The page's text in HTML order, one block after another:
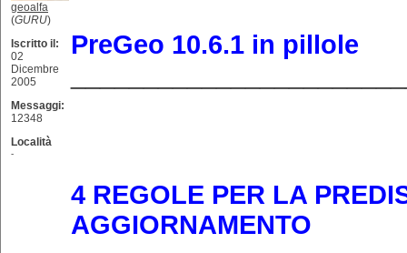
geoalfa
(GURU)
Iscritto il:
02
Dicembre
2005
Messaggi:
12348
Località
-
PreGeo 10.6.1 in pillole
4 REGOLE PER LA
AGGIORNAMENTO